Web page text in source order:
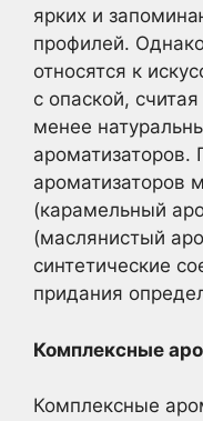
ярких и
профилей.
относятся к
с опаской,
менее
ароматизаторов.
ароматизаторов
(карамельный
(маслянистый
синтетические
придания
Комплексные
Комплексные